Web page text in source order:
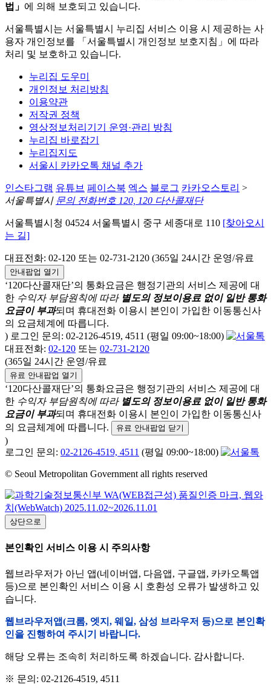
법」 에 의해 보호되고 있습니다.
서울특별시는 서울특별시 누리집 서비스 이용 시 제공하는 사
용자 개인정보를 「서울특별시 개인정보 보호지침」에 따라
처리 및 보호하고 있습니다.
누리집 도우미
개인정보 처리방침
이용약관
저작권 정책
영상정보처리기기 운영·관리 방침
누리집 바로잡기
누리집지도
서울시 카카오톡 채널 추가
인스타그램 유튜브 페이스북 엑스 블로그 카카오스토리 >
서울특별시 문의 전화번호 120, 120 다산콜재단
서울특별시청 04524 서울특별시 중구 세종대로 110 [찾아오시
는 길]
대표전화: 02-120 또는 02-731-2120 (365일 24시간 운영/유료
안내팝업 열기
‘120다산콜재단’의 통화요금은 행정기관의 서비스 제공에 대
한 수익자 부담원칙에 따라 별도의 정보이용료 없이 일반 통화
요금이 부과되며 휴대전화 이용시 본인이 가입한 이동통신사
의 요금체계에 따릅니다.
) 로그인 문의: 02-2126-4519, 4511 (평일 09:00~18:00)
대표전화: 02-120 또는 02-731-2120
(365일 24시간 운영/유료
유료 안내팝업 열기
‘120다산콜재단’의 통화요금은 행정기관의 서비스 제공에 대
한 수익자 부담원칙에 따라 별도의 정보이용료 없이 일반 통화
요금이 부과되며 휴대전화 이용시 본인이 가입한 이동통신사
의 요금체계에 따릅니다.
유료 안내팝업 닫기
)
로그인 문의: 02-2126-4519, 4511 (평일 09:00~18:00)
© Seoul Metropolitan Government all rights reserved
상단으로
본인확인 서비스 이용 시 주의사항
웹브라우저가 아닌 앱(네이버앱, 다음앱, 구글앱, 카카오톡앱
등)으로 본인확인 서비스 이용 시 호환성 오류가 발생하고 있
습니다.
웹브라우저앱(크롬, 엣지, 웨일, 삼성 브라우저 등)으로 본인확
인을 진행하여 주시기 바랍니다.
해당 오류는 조속히 처리하도록 하겠습니다. 감사합니다.
※ 문의: 02-2126-4519, 4511